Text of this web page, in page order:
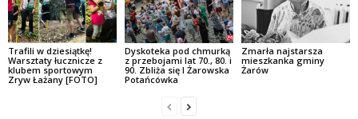
Trafili w dziesiątkę!
Warsztaty łucznicze z
klubem sportowym
Zryw Łażany [FOTO]
Dyskoteka pod chmurką
z przebojami lat 70., 80. i
90. Zbliża się I Żarowska
Potańcówka
Zmarła najstarsza
mieszkanka gminy
Żarów